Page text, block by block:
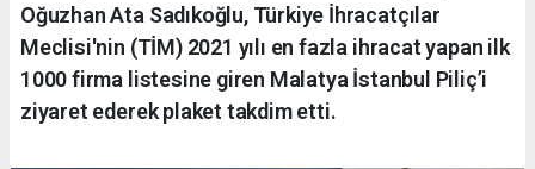
Oğuzhan Ata Sadıkoğlu, Türkiye İhracatçılar
Meclisi'nin (TİM) 2021 yılı en fazla ihracat yapan ilk
1000 firma listesine giren Malatya İstanbul Piliç’i
ziyaret ederek plaket takdim etti.